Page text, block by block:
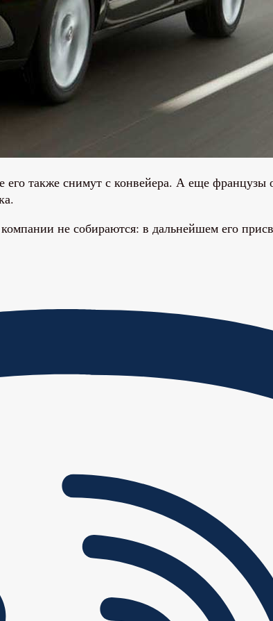
также снимут с конвейера. А еще французы
не собираются: в дальнейшем его